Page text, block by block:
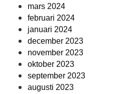
mars 2024
februari 2024
januari 2024
december 2023
november 2023
oktober 2023
september 2023
augusti 2023